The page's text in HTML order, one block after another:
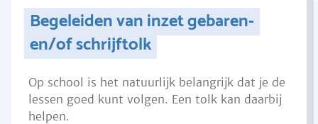
Begeleiden van inzet gebaren-
en/of schrijftolk
Op school is het natuurlijk belangrijk dat je de
lessen goed kunt volgen. Een tolk kan daarbij
helpen.